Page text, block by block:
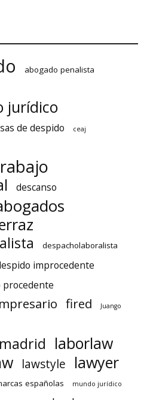
abogado penalista
jurídico
de despido ceaj
descanso
despacholaboralista
improcedente
procedente
fired Juango
laborlaw
lawstyle lawyer
españolas mundo jurídico